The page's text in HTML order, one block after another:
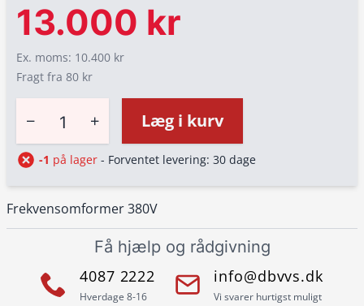
Frekvensomformer 380V
13.000 kr
Ex. moms: 10.400 kr
Fragt fra 80 kr
− + Læg i kurv
-1 på lager - Forventet levering: 30 dage
Få hjælp og rådgivning
4087 2222
Hverdage 8-16
info@dbvvs.dk
Vi svarer hurtigst muligt